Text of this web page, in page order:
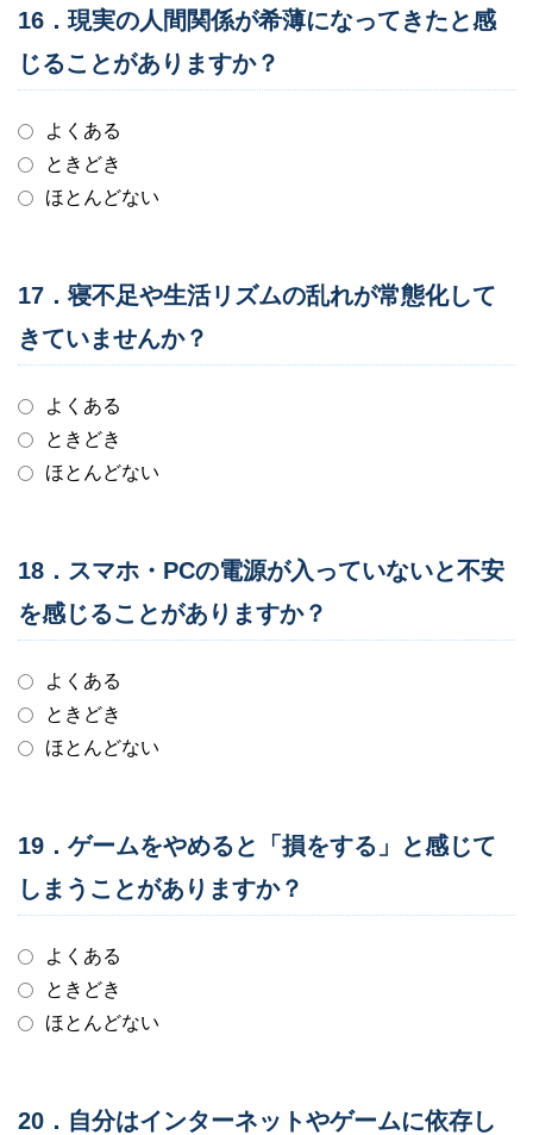
16．現実の人間関係が希薄になってきたと感
じることがありますか？
よくある
ときどき
ほとんどない
17．寝不足や生活リズムの乱れが常態化して
きていませんか？
よくある
ときどき
ほとんどない
18．スマホ・PCの電源が入っていないと不安
を感じることがありますか？
よくある
ときどき
ほとんどない
19．ゲームをやめると「損をする」と感じて
しまうことがありますか？
よくある
ときどき
ほとんどない
20．自分はインターネットやゲームに依存し